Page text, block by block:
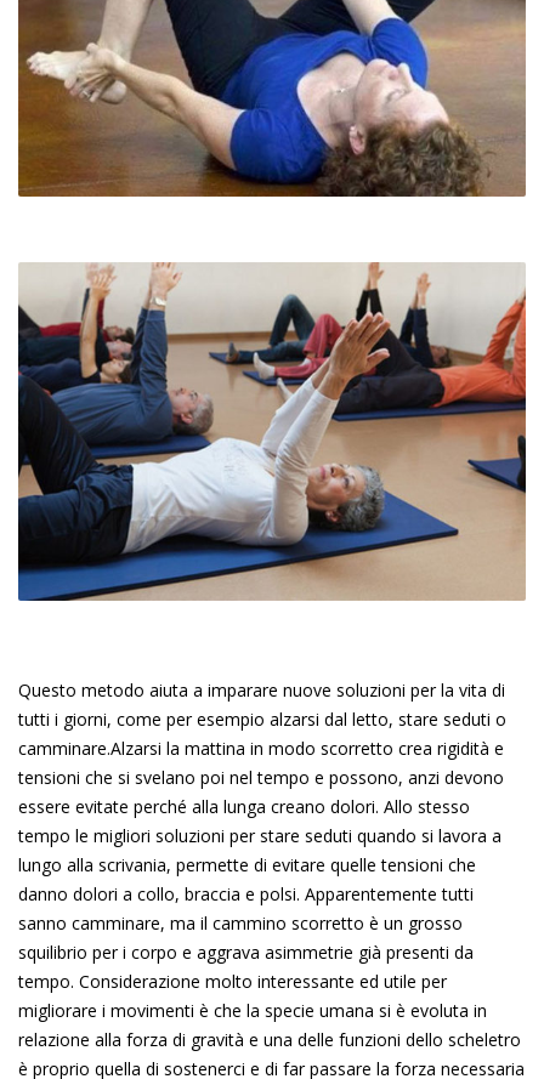
Questo metodo aiuta a imparare nuove soluzioni per la vita di
tutti i giorni, come per esempio alzarsi dal letto, stare seduti o
camminare.Alzarsi la mattina in modo scorretto crea rigidità e
tensioni che si svelano poi nel tempo e possono, anzi devono
essere evitate perché alla lunga creano dolori. Allo stesso
tempo le migliori soluzioni per stare seduti quando si lavora a
lungo alla scrivania, permette di evitare quelle tensioni che
danno dolori a collo, braccia e polsi. Apparentemente tutti
sanno camminare, ma il cammino scorretto è un grosso
squilibrio per i corpo e aggrava asimmetrie già presenti da
tempo. Considerazione molto interessante ed utile per
migliorare i movimenti è che la specie umana si è evoluta in
relazione alla forza di gravità e una delle funzioni dello scheletro
è proprio quella di sostenerci e di far passare la forza necessaria